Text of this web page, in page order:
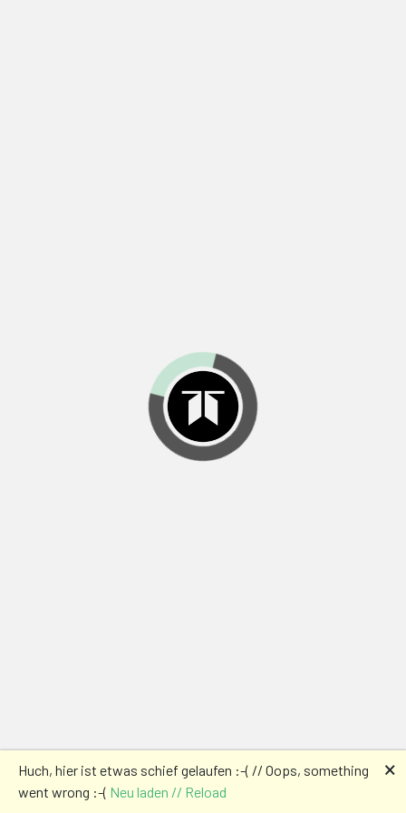
Huch, hier ist etwas schief gelaufen :-( // Oops, something
went wrong :-( Neu laden // Reload
🗙